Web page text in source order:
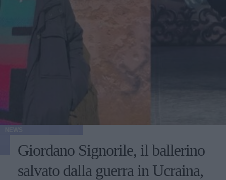
Giordano Signorile, il ballerino
salvato dalla guerra in Ucraina,